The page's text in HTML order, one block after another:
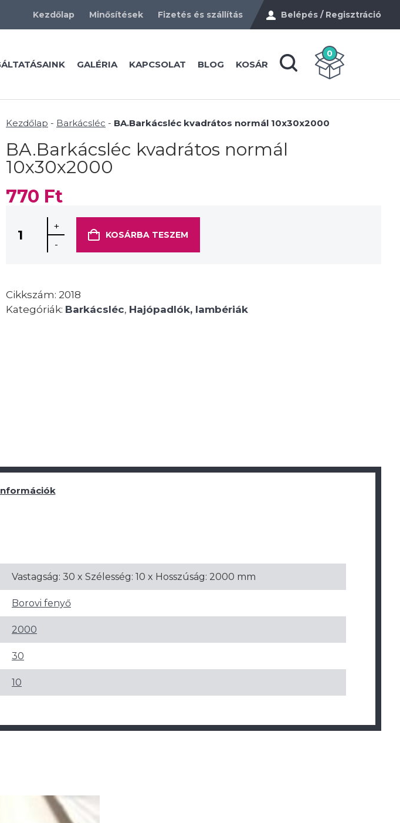
Kezdőlap Minősítések Fizetés és szállítás Belépés / Regisztráció
GALÉRIA KAPCSOLAT BLOG KOSÁR
0
Kezdőlap - Barkácsléc - BA.Barkácsléc kvadrátos normál 10x30x2000
BA.Barkácsléc kvadrátos normál
10x30x2000
770 Ft
+
-
KOSÁRBA TESZEM
Cikkszám: 2018
Kategóriák: Barkácsléc, Hajópadlók, lambériák
Vastagság: 30 x Szélesség: 10 x Hosszúság: 2000 mm
Borovi fenyő
2000
30
10